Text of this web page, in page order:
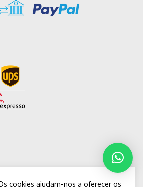
cookies ajudam-nos a oferecer os